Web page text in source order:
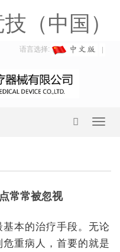
（中国）
语言选择:
常常被忽视
本的治疗手段。无论
重病人，首要的就是